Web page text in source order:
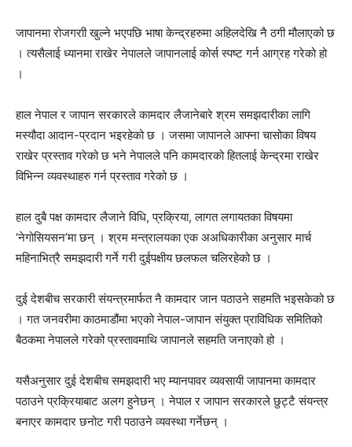
जापानमा रोजगराी खुल्ने भएपछि भाषा केन्द्रहरुमा अहिलदेखि नै ठगी मौलाएको छ
। त्यसैलाई ध्यानमा राखेर नेपालले जापानलाई कोर्स स्पष्ट गर्न आग्रह गरेको हो
।
हाल नेपाल र जापान सरकारले कामदार लैजानेबारे श्रम समझदारीका लागि
मस्यौदा आदान-प्रदान भइरहेको छ । जसमा जापानले आफ्ना चासोका विषय
राखेर प्रस्ताव गरेको छ भने नेपालले पनि कामदारको हितलाई केन्द्रमा राखेर
विभिन्न व्यवस्थाहरु गर्न प्रस्ताव गरेको छ ।
हाल दुबै पक्ष कामदार लैजाने विधि, प्रक्रिया, लागत लगायतका विषयमा
‘नेगोसियसन’मा छन् । श्रम मन्त्रालयका एक अअधिकारीका अनुसार मार्च
महिनाभित्रै समझदारी गर्ने गरी दुईपक्षीय छलफल चलिरहेको छ ।
दुई देशबीच सरकारी संयन्त्रमार्फत नै कामदार जान पठाउने सहमति भइसकेको छ
। गत जनवरीमा काठमाडौंमा भएको नेपाल-जापान संयुक्त प्राविधिक समितिको
बैठकमा नेपालले गरेको प्रस्तावमाथि जापानले सहमति जनाएको हो ।
यसैअनुसार दुई देशबीच समझदारी भए म्यानपावर व्यवसायी जापानमा कामदार
पठाउने प्रक्रियाबाट अलग हुनेछन् । नेपाल र जापान सरकारले छुट्टै संयन्त्र
बनाएर कामदार छनोट गरी पठाउने व्यवस्था गर्नेछन् ।